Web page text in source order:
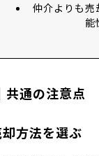
仲介よりも売
能
共通の注意点
方法を選ぶ